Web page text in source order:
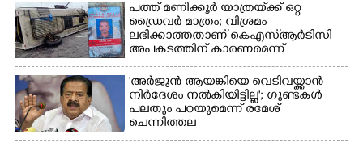
പത്ത് മണിക്കൂർ യാത്രയ്‌ക്ക് ഒറ്റ
ഡ്രൈവർ മാത്രം; വിശ്രമം
ലഭിക്കാത്തതാണ് കെഎസ്‌ആർടിസി
അപകടത്തിന് കാരണമെന്ന്
വിമർശനം
'അർജുൻ ആയങ്കിയെ വെടിവയ്ക്കാൻ
നിർദേശം നൽകിയിട്ടില്ല'; ഗുണ്ടകൾ
പലതും പറയുമെന്ന് രമേശ്
ചെന്നിത്തല